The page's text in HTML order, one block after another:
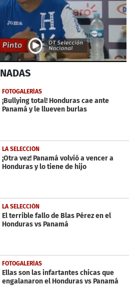
FOTOGALERÍAS
¡Bullying total! Honduras cae ante
Panamá y le llueven burlas
LA SELECCIÓN
¡Otra vez! Panamá volvió a vencer a
Honduras y lo tiene de hijo
LA SELECCIÓN
El terrible fallo de Blas Pérez en el
Honduras vs Panamá
FOTOGALERÍAS
Ellas son las infartantes chicas que
engalanaron el Honduras vs Panamá